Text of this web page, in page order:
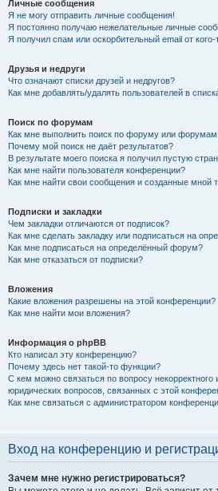
Личные сообщения
Я не могу отправить личные сообщения!
Я постоянно получаю нежелательные личные
Я получил спам или оскорбительный email от
Друзья и недруги
Что означают списки друзей и недругов?
Как мне добавлять/удалять пользователей в
Поиск по форумам
Как мне выполнить поиск по форуму или
Почему мой поиск не даёт результатов?
В результате моего поиска я получил пустую
Как мне найти пользователя конференции?
Как мне найти свои сообщения и созданные мной
Подписки и закладки
Чем закладки отличаются от подписок?
Как мне сделать закладку или подписаться на
Как мне подписаться на определённый форум?
Как мне отказаться от подписки?
Вложения
Какие вложения разрешены на этой конференции?
Как мне найти мои вложения?
Информация о phpBB
Кто написал эту конференцию?
Почему здесь нет такой-то функции?
С кем можно связаться по вопросу некорректного
юридических вопросов, связанных с этой
Как мне связаться с администратором
Вход на конференцию и
Зачем мне нужно регистрироваться?